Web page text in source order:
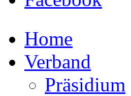
Home
Verband
Präsidium